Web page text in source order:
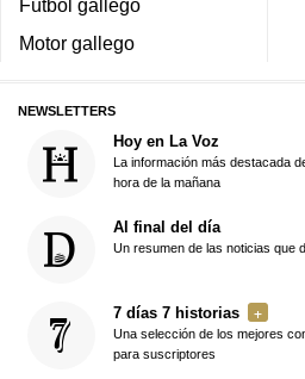
Fútbol gallego
Motor gallego
NEWSLETTERS
Hoy en La Voz
La información más destacada
hora de la mañana
Al final del día
Un resumen de las noticias que
7 días 7 historias
Una selección de los mejores
para suscriptores